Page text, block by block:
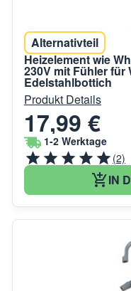
Alternativteil
Heizelement wie
230V mit Fühler für
Edelstahlbottich
Produkt Details
17,99 €
1-2 Werktage
(2)
IN